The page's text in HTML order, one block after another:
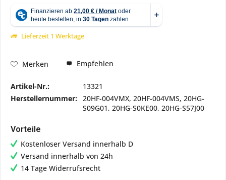
Lieferzeit 1 Werktage
Merken Empfehlen
Artikel-Nr.:
13321
Herstellernummer: 20HF-004VMX, 20HF-004VMS, 20HG-
S09G01, 20HG-S0KE00, 20HG-S57J00
Vorteile
Kostenloser Versand innerhalb D
Versand innerhalb von 24h
14 Tage Widerrufsrecht